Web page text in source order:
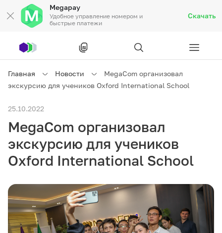
Megapay
Удобное управление номером и
быстрые платежи
Скачать
Частным клиентам
Бизнесу
Связь
eSIM M2M
Главная Новости
MegaCom организовал
экскурсию для учеников Oxford International School
25.10.2022
MegaCom организовал
экскурсию для учеников
Oxford International School